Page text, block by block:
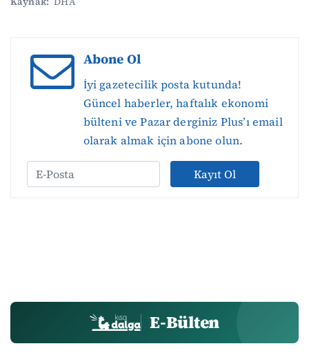
Abone Ol
İyi gazetecilik posta kutunda!
Güncel haberler, haftalık ekonomi
bülteni ve Pazar derginiz Plus’ı email
olarak almak için abone olun.
Kayıt Ol
E-Bülten